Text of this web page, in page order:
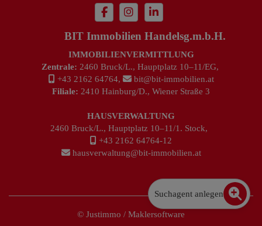
BIT Immobilien Handelsg.m.b.H.
IMMOBILIENVERMITTLUNG
Zentrale: 2460 Bruck/L., Hauptplatz 10–11/EG,
+43 2162 64764,
bit@bit-immobilien.at
Filiale: 2410 Hainburg/D., Wiener Straße 3
HAUSVERWALTUNG
2460 Bruck/L., Hauptplatz 10–11/1. Stock,
+43 2162 64764-12
hausverwaltung@bit-immobilien.at
© Justimmo / Maklersoftware
Suchagent anlegen